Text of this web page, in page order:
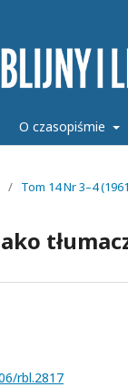
O czasopiśmie
/ Tom 14 Nr 3–4
rbl.2817